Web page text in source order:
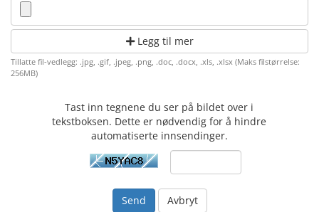
Legg til mer
Tillatte fil-vedlegg: .jpg, .gif, .jpeg, .png, .doc, .docx, .xls, .xlsx (Maks filstørrelse:
256MB)
Tast inn tegnene du ser på bildet over i
tekstboksen. Dette er nødvendig for å hindre
automatiserte innsendinger.
Avbryt